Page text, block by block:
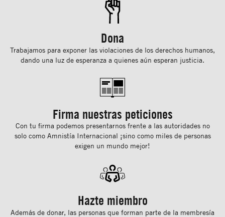
Dona
Trabajamos para exponer las violaciones de los derechos humanos,
dando una luz de esperanza a quienes aún esperan justicia.
Firma nuestras peticiones
Con tu ﬁrma podemos presentarnos frente a las autoridades no
solo como Amnistía Internacional ¡sino como miles de personas
exigen un mundo mejor!
Hazte miembro
Además de donar, las personas que forman parte de la membresía